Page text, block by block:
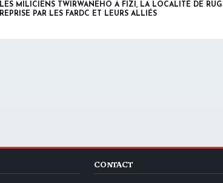
LES MILICIENS TWIRWANEHO À FIZI, LA LOCALITÉ DE
REPRISE PAR LES FARDC ET LEURS ALLIÉS
CONTACT